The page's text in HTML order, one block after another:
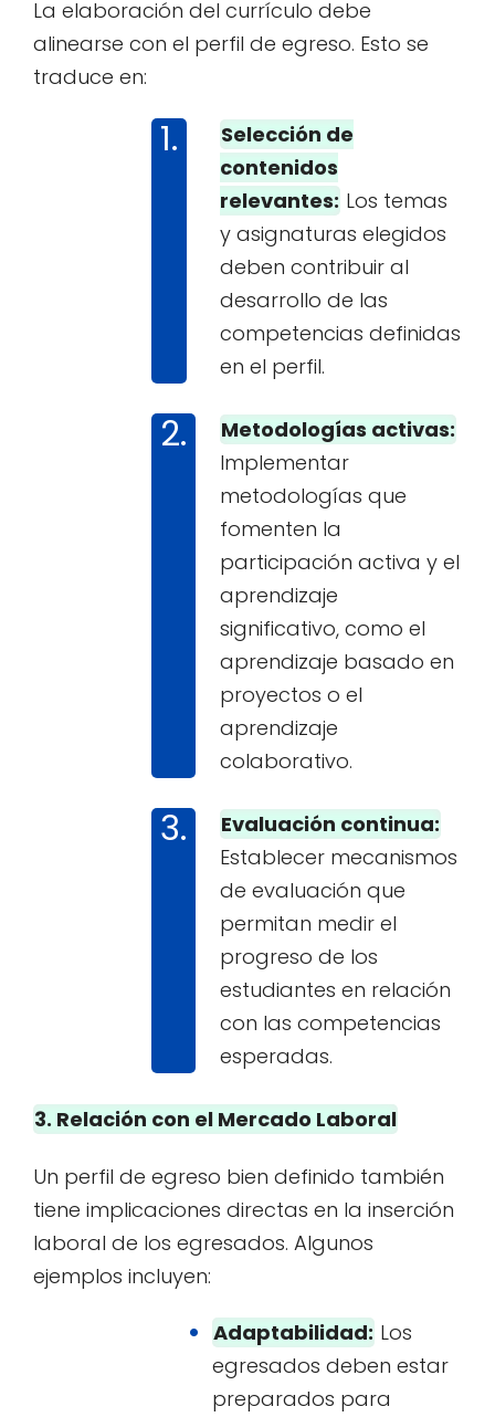
La elaboración del currículo debe
alinearse con el perfil de egreso. Esto se
traduce en:
Selección de
contenidos
relevantes: Los temas
y asignaturas elegidos
deben contribuir al
desarrollo de las
competencias definidas
en el perfil.
Metodologías activas:
Implementar
metodologías que
fomenten la
participación activa y el
aprendizaje
significativo, como el
aprendizaje basado en
proyectos o el
aprendizaje
colaborativo.
Evaluación continua:
Establecer mecanismos
de evaluación que
permitan medir el
progreso de los
estudiantes en relación
con las competencias
esperadas.
3. Relación con el Mercado Laboral
Un perfil de egreso bien definido también
tiene implicaciones directas en la inserción
laboral de los egresados. Algunos
ejemplos incluyen:
Adaptabilidad: Los
egresados deben estar
preparados para